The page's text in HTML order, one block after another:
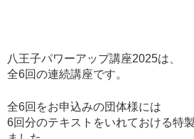
八王子パワーアップ講座2025は、
全6回の連続講座です。
全6回をお申込みの団体様には
6回分のテキストをいれておける特